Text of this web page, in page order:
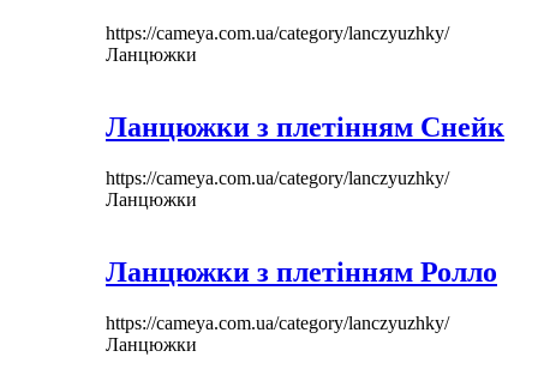
https://cameya.com.ua/category/lanczyuzhky/
Ланцюжки
Ланцюжки з плетінням Снейк
https://cameya.com.ua/category/lanczyuzhky/
Ланцюжки
Ланцюжки з плетінням Ролло
https://cameya.com.ua/category/lanczyuzhky/
Ланцюжки